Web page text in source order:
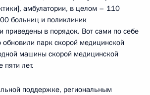
амбулатории, в целом – 110
больниц и поликлиник
приведены в порядок. Вот сами по себе
парк скорой медицинской
машины скорой медицинской
пяти лет.
поддержке, региональным